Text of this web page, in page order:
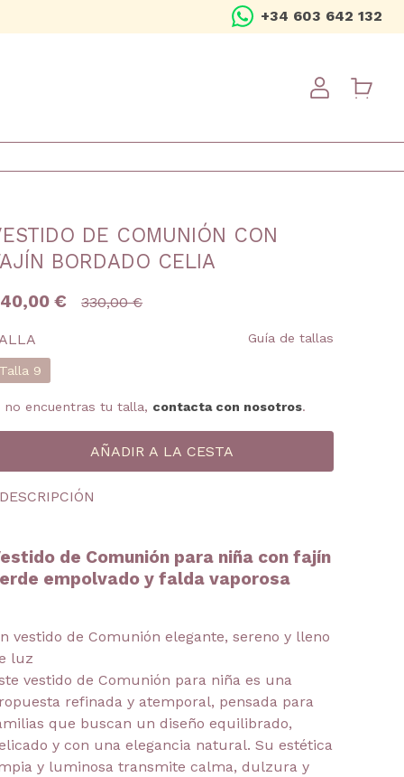
+34 603 642 132
USER
DE COMUNIÓN CON
BORDADO CELIA
€ 330,00 €
Guía de tallas
Talla 9
no encuentras tu talla, contacta con nosotros.
DESCRIPCIÓN
de Comunión para niña con fajín
empolvado y falda vaporosa
vestido de Comunión elegante, sereno y lleno
luz
vestido de Comunión para niña es una
refinada y atemporal, pensada para
que buscan un diseño equilibrado,
y con una elegancia natural. Su estética
y luminosa transmite calma, dulzura y